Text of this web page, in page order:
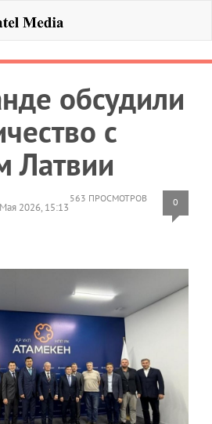
обсудили
с
Латвии
563 ПРОСМОТРОВ 0
2026, 15:13